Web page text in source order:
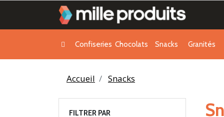
Confiseries Chocolats Snacks Granités
Accueil Snacks
FILTRER PAR